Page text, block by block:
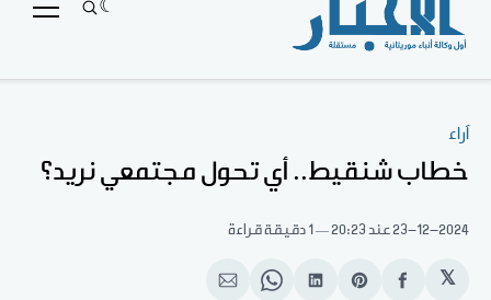
آراء
خطاب شنقيط.. أي تحول مجتمعي نريد؟
23-12-2024عند 20:23 1 دقيقة قراءة
𝕏
انشر
Shareانشر
Shareانشر